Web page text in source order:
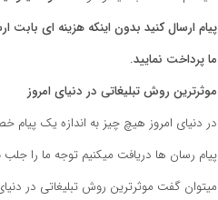
پیام ارسالکنید بدون اینکه هزینه ای بابت
ما پرداخت نمایید.
موثرترین روش تبلیغاتی در دنیای امروز
در دنیای امروز هیچ چیز به اندازه یک پیام
پیام رسان ها دریافت میکنیم توجه ما را جلب
میتوان گفت موثرترین روش تبلیغاتی در